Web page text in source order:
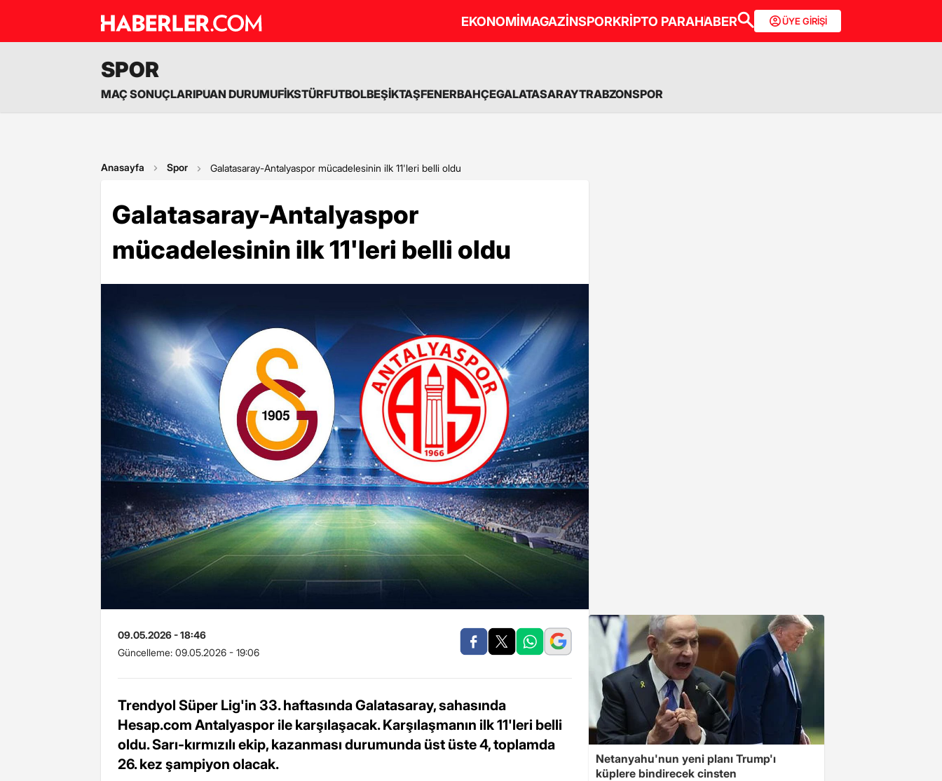
EKONOMİMAGAZİNSPORKRİPTO PARAHABER ÜYE GİRİŞİ
SPOR
MAÇ SONUÇLARIPUAN DURUMUFİKSTÜRFUTBOLBEŞİKTAŞFENERBAHÇEGALATASARAYTRABZONSPOR
Anasayfa Spor Galatasaray-Antalyaspor mücadelesinin ilk 11'leri belli oldu
Galatasaray-Antalyaspor
mücadelesinin ilk 11'leri belli oldu
09.05.2026 - 18:46
Güncelleme: 09.05.2026 - 19:06
Trendyol Süper Lig'in 33. haftasında Galatasaray, sahasında
Hesap.com Antalyaspor ile karşılaşacak. Karşılaşmanın ilk 11'leri belli
oldu. Sarı-kırmızılı ekip, kazanması durumunda üst üste 4, toplamda
26. kez şampiyon olacak.
Netanyahu'nun yeni planı Trump'ı
küplere bindirecek cinsten